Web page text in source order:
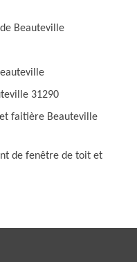
Beauteville
31290
faitière Beauteville
de fenêtre de toit et